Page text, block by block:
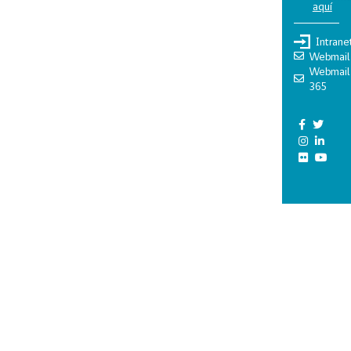
aquí
Webmail
Webmail
365